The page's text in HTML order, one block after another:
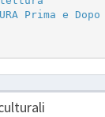
Prima e Dopo